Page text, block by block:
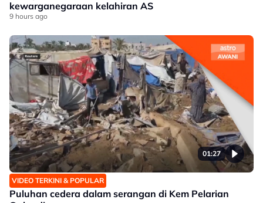
kewarganegaraan kelahiran AS
9 hours ago
01:27
VIDEO TERKINI & POPULAR
Puluhan cedera dalam serangan di Kem Pelarian